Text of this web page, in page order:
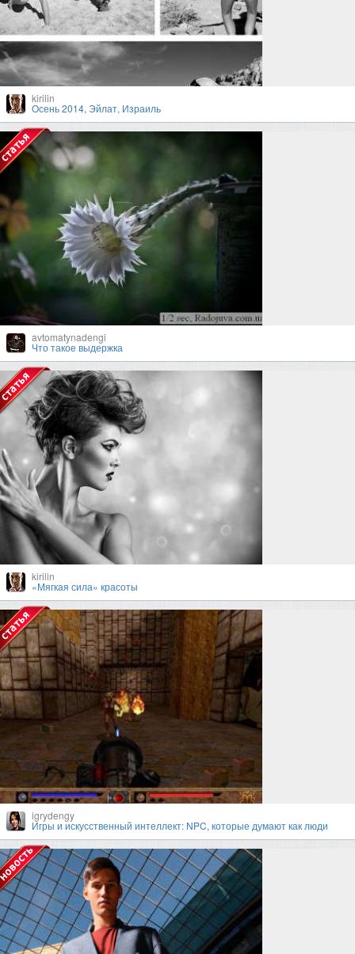
kirilin
Осень 2014, Эйлат, Израиль
avtomatynadengi
Что такое выдержка
kirilin
«Мягкая сила» красоты
igrydengy
Игры и искусственный интеллект: NPC, которые думают как люди